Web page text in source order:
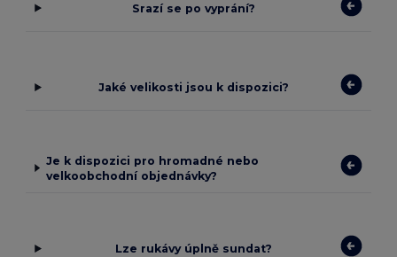
Srazí se po vyprání?
Jaké velikosti jsou k dispozici?
Je k dispozici pro hromadné nebo
velkoobchodní objednávky?
Lze rukávy úplně sundat?